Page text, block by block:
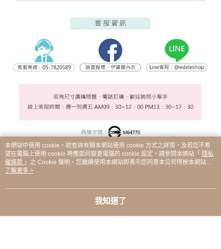
商品規格
本網站中使用 cookie，欲查詢有關本網站使用 cookie 方式之詳情，及若您不希
望在電腦上使用 cookie 時應如何變更電腦的 cookie 設定，請參閱本網站「 隱私
權條款 」之 Cookie 聲明。您繼續使用本網站即表示您同意本公司得按本網站使
用條款之 Cookie 聲明使用 cookie。
了解更多 >
我知道了